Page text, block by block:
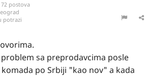
postova
potrazi
sa preprodavcima posle
po Srbiji "kao nov" a kada